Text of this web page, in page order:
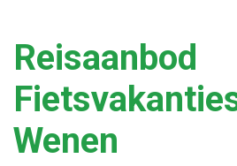
Reisaanbod
Wenen